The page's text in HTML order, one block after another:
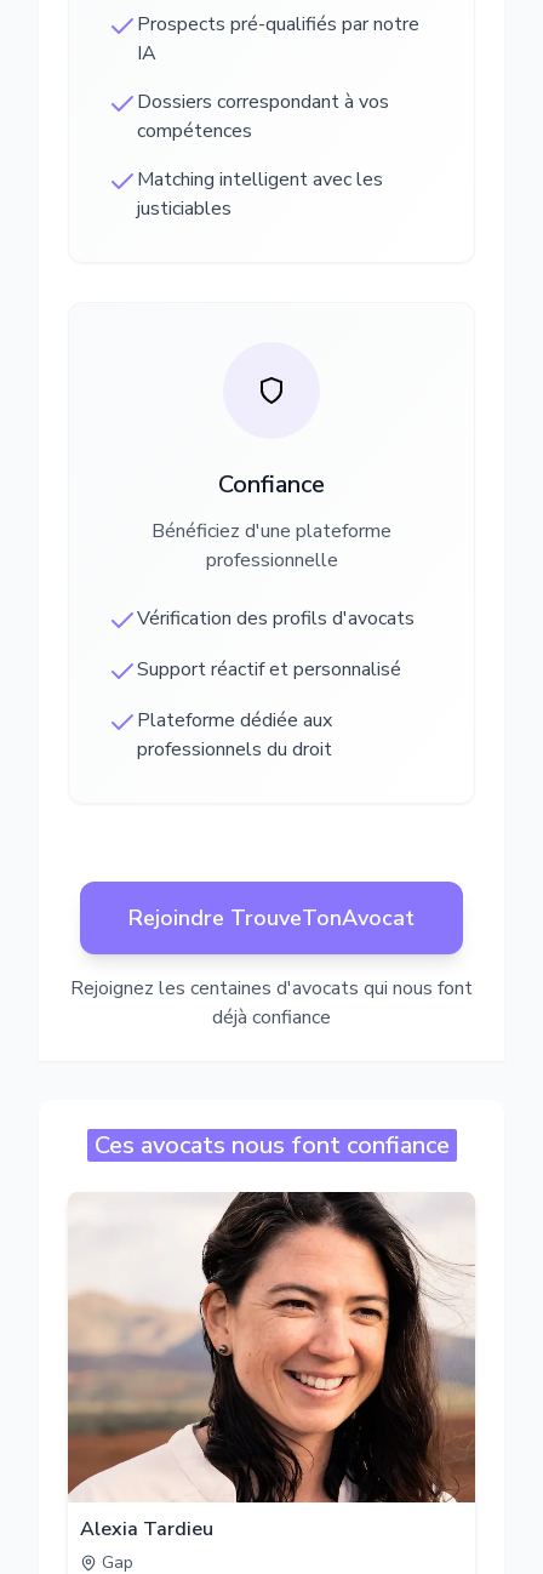
Prospects pré-qualifiés par notre
IA
Dossiers correspondant à vos
compétences
Matching intelligent avec les
justiciables
Confiance
Bénéficiez d'une plateforme
professionnelle
Vérification des profils d'avocats
Support réactif et personnalisé
Plateforme dédiée aux
professionnels du droit
Rejoindre TrouveTonAvocat
Rejoignez les centaines d'avocats qui nous font
déjà confiance
Ces avocats nous font confiance
Alexia Tardieu
Gap